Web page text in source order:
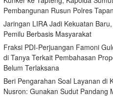
Pembangunan Rusun Polres
Jaringan LIRA Jadi Kekuatan
Pemilu Berbasis Masyarakat
Fraksi PDI-Perjuangan Famoni
di Tanya Terkait Pembahasan
Belum Terlaksana
Beri Pengarahan Soal Layanan di
Nusron: Gunakan Sudut Pandang